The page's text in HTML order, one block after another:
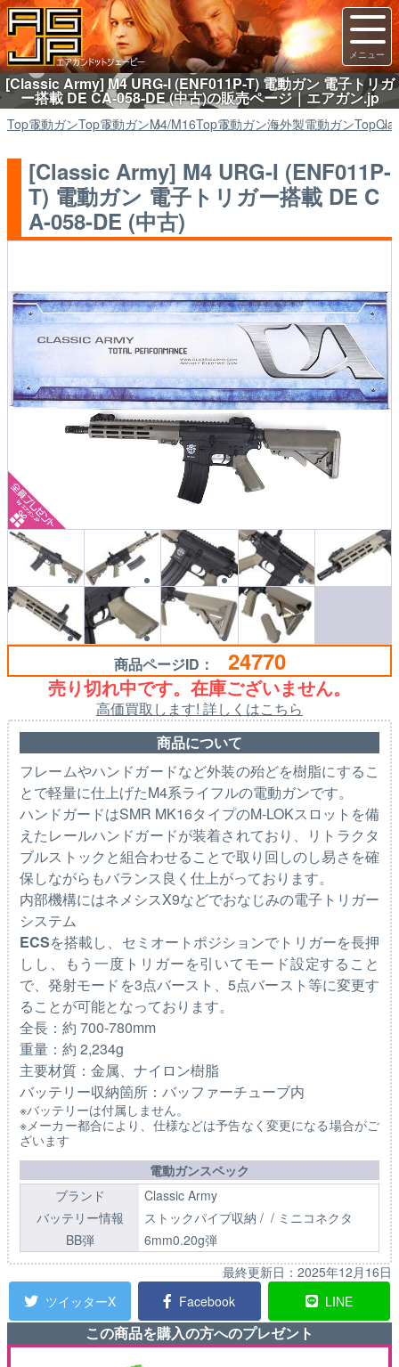
[Classic Army] M4 URG-I (ENF011P-T) 電動ガン 電子トリガ
ー搭載 DE CA-058-DE (中古)の販売ページ｜エアガン.jp
Top電動ガンTop電動ガンM4/M16Top電動ガン海外製電動ガンTop
[Classic Army] M4 URG-I (ENF011P-
T) 電動ガン 電子トリガー搭載 DE C
A-058-DE (中古)
商品ページID： 24770
売り切れ中です。在庫ございません。
高価買取します! 詳しくはこちら
商品について
フレームやハンドガードなど外装の殆どを樹脂にするこ
とで軽量に仕上げたM4系ライフルの電動ガンです。
ハンドガードはSMR MK16タイプのM-LOKスロットを備
えたレールハンドガードが装着されており、リトラクタ
ブルストックと組合わせることで取り回しのし易さを確
保しながらもバランス良く仕上がっております。
内部機構にはネメシスX9などでおなじみの電子トリガー
システム
ECSを搭載し、セミオートポジションでトリガーを長押
しし、もう一度トリガーを引いてモード設定すること
で、発射モードを3点バースト、5点バースト等に変更す
ることが可能となっております。
全長：約 700-780mm
重量：約 2,234g
主要材質：金属、ナイロン樹脂
バッテリー収納箇所：バッファーチューブ内
※バッテリーは付属しません。
※メーカー都合により、仕様などは予告なく変更になる場合がご
ざいます
電動ガンスペック
ブランド
Classic Army
バッテリー情報
ストックパイプ収納 / / ミニコネクタ
BB弾
6mm0.20g弾
最終更新日： 2025年12月16日
ツイッターX
Facebook LINE
この商品を購入の方へのプレゼント